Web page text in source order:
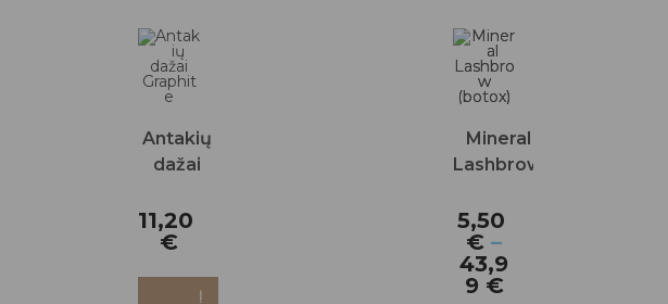
Antakių
dažai
11,20
€
Į
Mineral
Lashbrow
5,50
€ –
43,9
9 €